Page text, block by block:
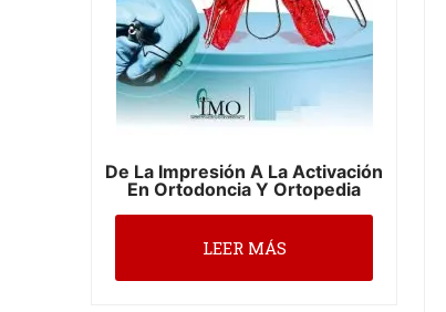
De La Impresión A La Activación
En Ortodoncia Y Ortopedia
LEER MÁS